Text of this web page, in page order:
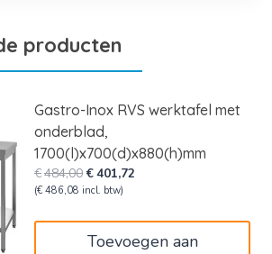
producten
Gastro-Inox RVS werktafel met
onderblad,
1700(l)x700(d)x880(h)mm
€484,00Oorspronkelijke
prijs
€401,72
(€ 486,08 incl. btw)
Toevoegen aan